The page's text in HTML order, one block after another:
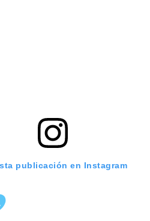
publicación en Instagram